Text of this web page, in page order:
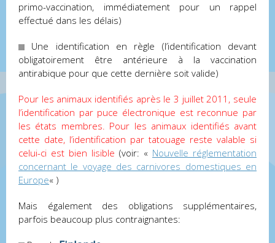
primo-vaccination, immédiatement pour un rappel
effectué dans les délais)
Une identification en règle (l’identification devant
obligatoirement être antérieure à la vaccination
antirabique pour que cette dernière soit valide)
Pour les animaux identifiés après le 3 juillet 2011, seule
l’identification par puce électronique est reconnue par
les états membres. Pour les animaux identifiés avant
cette date, l’identification par tatouage reste valable si
celui-ci est bien lisible (voir: « Nouvelle réglementation
concernant le voyage des carnivores domestiques en
Europe« )
Mais également des obligations supplémentaires,
parfois beaucoup plus contraignantes: